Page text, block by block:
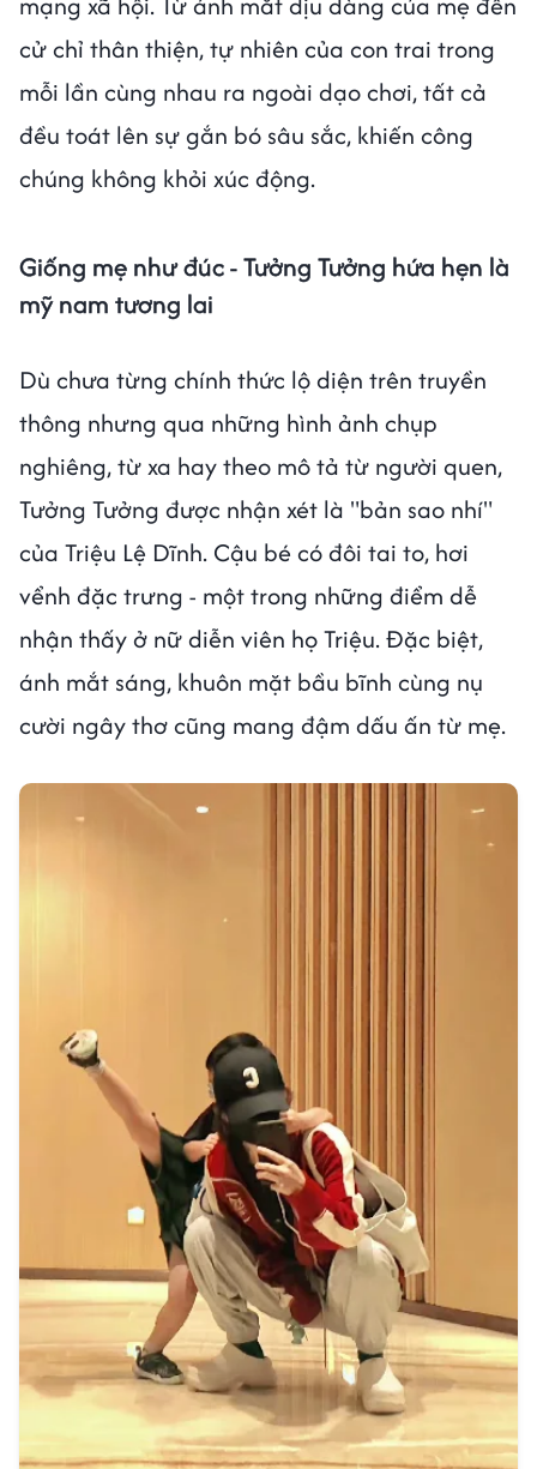
cử chỉ thân thiện, tự nhiên của con trai trong
mỗi lần cùng nhau ra ngoài dạo chơi, tất cả
đều toát lên sự gắn bó sâu sắc, khiến công
chúng không khỏi xúc động.
Giống mẹ như đúc - Tưởng Tưởng hứa hẹn là
mỹ nam tương lai
Dù chưa từng chính thức lộ diện trên truyền
thông nhưng qua những hình ảnh chụp
nghiêng, từ xa hay theo mô tả từ người quen,
Tưởng Tưởng được nhận xét là "bản sao nhí"
của Triệu Lệ Dĩnh. Cậu bé có đôi tai to, hơi
vểnh đặc trưng - một trong những điểm dễ
nhận thấy ở nữ diễn viên họ Triệu. Đặc biệt,
ánh mắt sáng, khuôn mặt bầu bĩnh cùng nụ
cười ngây thơ cũng mang đậm dấu ấn từ mẹ.